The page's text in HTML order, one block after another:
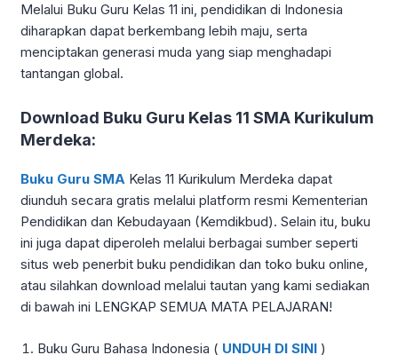
Melalui Buku Guru Kelas 11 ini, pendidikan di Indonesia
diharapkan dapat berkembang lebih maju, serta
menciptakan generasi muda yang siap menghadapi
tantangan global.
Download Buku Guru Kelas 11 SMA Kurikulum
Merdeka:
Buku Guru SMA Kelas 11 Kurikulum Merdeka dapat
diunduh secara gratis melalui platform resmi Kementerian
Pendidikan dan Kebudayaan (Kemdikbud). Selain itu, buku
ini juga dapat diperoleh melalui berbagai sumber seperti
situs web penerbit buku pendidikan dan toko buku online,
atau silahkan download melalui tautan yang kami sediakan
di bawah ini LENGKAP SEMUA MATA PELAJARAN!
Buku Guru Bahasa Indonesia ( UNDUH DI SINI )